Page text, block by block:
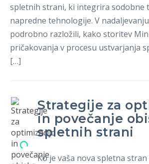
spletnih strani, ki integrira sodobne
napredne tehnologije. V
podrobno razložili, kako storitev
pričakovanja v procesu ustvarjanja
[…]
Strategije za
in povečanje
spletnih strani
Ko je vaša nova spletna